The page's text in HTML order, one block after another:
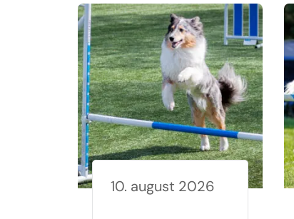
10. august 2026